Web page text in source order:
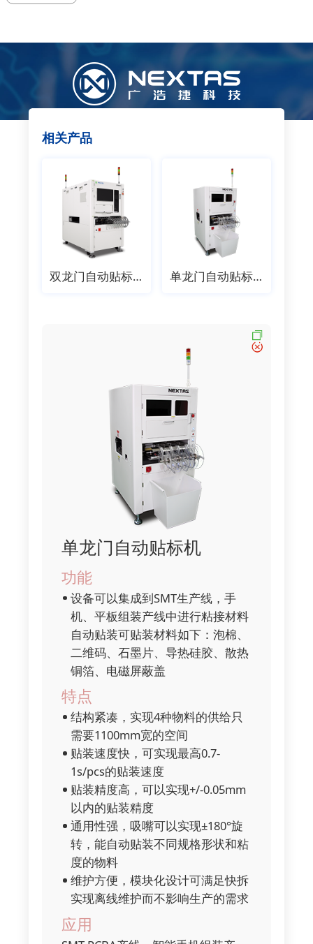
相关产品
双龙门自动贴标机 单龙门自动贴标机
单龙门自动贴标机
功能
设备可以集成到SMT生产线，手
机、平板组装产线中进行粘接材料
自动贴装可贴装材料如下：泡棉、
二维码、石墨片、导热硅胶、散热
铜箔、电磁屏蔽盖
特点
结构紧凑，实现4种物料的供给只
需要1100mm宽的空间
贴装速度快，可实现最高0.7-
1s/pcs的贴装速度
贴装精度高，可以实现+/-0.05mm
以内的贴装精度
通用性强，吸嘴可以实现±180°旋
转，能自动贴装不同规格形状和粘
度的物料
维护方便，模块化设计可满足快拆
实现离线维护而不影响生产的需求
应用